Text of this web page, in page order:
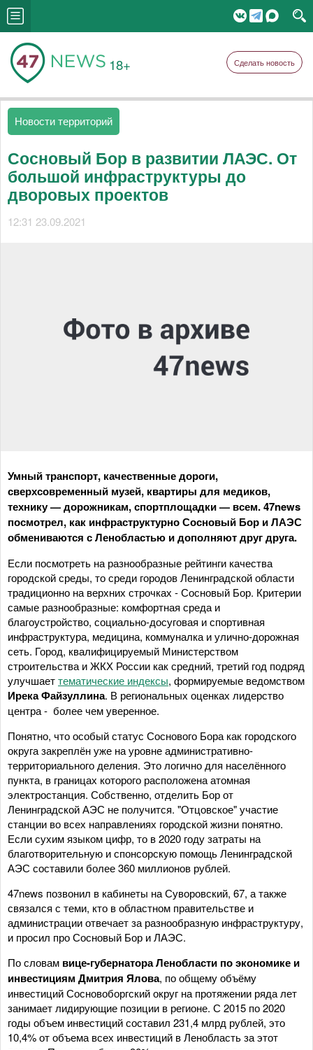
18+ Сделать новость
Новости территорий
Сосновый Бор в развитии ЛАЭС. От
большой инфраструктуры до
дворовых проектов
12:31 23.09.2021
Умный транспорт, качественные дороги,
сверхсовременный музей, квартиры для медиков,
технику — дорожникам, спортплощадки — всем. 47news
посмотрел, как инфраструктурно Сосновый Бор и ЛАЭС
обмениваются с Ленобластью и дополняют друг друга.
Если посмотреть на разнообразные рейтинги качества
городской среды, то среди городов Ленинградской области
традиционно на верхних строчках - Сосновый Бор. Критерии
самые разнообразные: комфортная среда и
благоустройство, социально-досуговая и спортивная
инфраструктура, медицина, коммуналка и улично-дорожная
сеть. Город, квалифицируемый Министерством
строительства и ЖКХ России как средний, третий год подряд
улучшаеттематические индексы, формируемые ведомством
Ирека Файзуллина. В региональных оценках лидерство
центра - более чем уверенное.
Понятно, что особый статус Соснового Бора как городского
округа закреплён уже на уровне административно-
территориального деления. Это логично для населённого
пункта, в границах которого расположена атомная
электростанция. Собственно, отделить Бор от
Ленинградской АЭС не получится. "Отцовское" участие
станции во всех направлениях городской жизни понятно.
Если сухим языком цифр, то в 2020 году затраты на
благотворительную и спонсорскую помощь Ленинградской
АЭС составили более 360 миллионов рублей.
47news позвонил в кабинеты на Суворовский, 67, а также
связался с теми, кто в областном правительстве и
администрации отвечает за разнообразную инфраструктуру,
и просил про Сосновый Бор и ЛАЭС.
По словам вице-губернатора Ленобласти по экономике и
инвестициям Дмитрия Ялова, по общему объёму
инвестиций Сосновоборгский округ на протяжении ряда лет
занимает лидирующие позиции в регионе. С 2015 по 2020
годы объем инвестиций составил 231,4 млрд рублей, это
10,4% от объема всех инвестиций в Ленобласть за этот